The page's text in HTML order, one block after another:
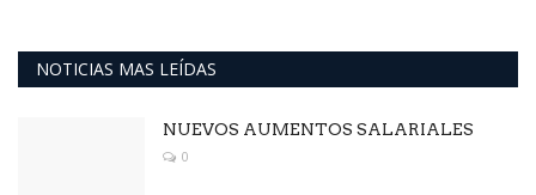
NOTICIAS MAS LEÍDAS
NUEVOS AUMENTOS SALARIALES
0